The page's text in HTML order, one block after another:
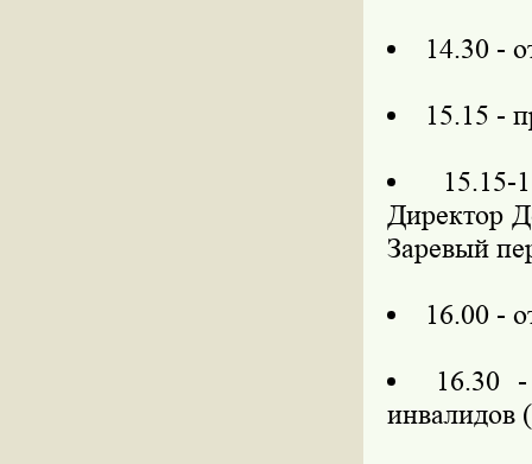
14.30 -
15.15 -
Директор
Заревый
16.00 -
16.30
инвалидов